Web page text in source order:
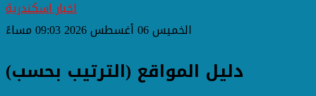
اخبار اسكندرية
الخميس 06 أغسطس 2026 09:03 مساءً
دليل المواقع (الترتيب بحسب)